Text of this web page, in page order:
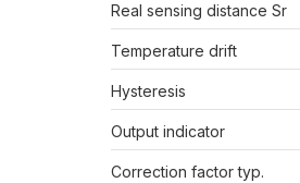
Real sensing distance Sr
Temperature drift
Hysteresis
Output indicator
Correction factor typ.